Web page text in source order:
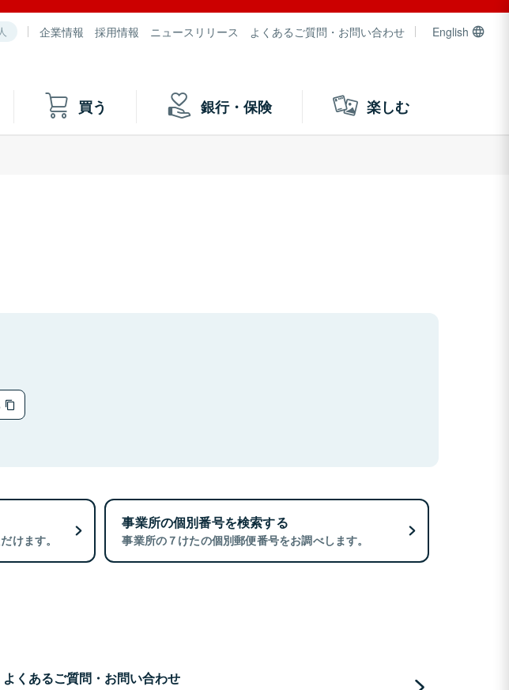
企業情報 採用情報 ニュースリリース よくあるご質問・お問い合わせ English
買う 銀行・保険 楽しむ
けます。
事業所の個別番号を検索する
事業所の７けたの個別郵便番号をお調べします。
よくあるご質問・お問い合わせ